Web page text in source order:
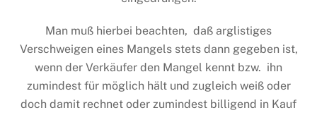
Man muß hierbei beachten, daß arglistiges
Verschweigen eines Mangels stets dann gegeben ist,
wenn der Verkäufer den Mangel kennt bzw. ihn
zumindest für möglich hält und zugleich weiß oder
doch damit rechnet oder zumindest billigend in Kauf